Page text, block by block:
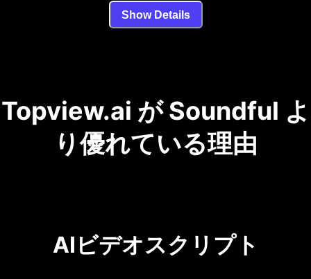
Show Details
Topview.ai が Soundful よ
り優れている理由
AIビデオスクリプト